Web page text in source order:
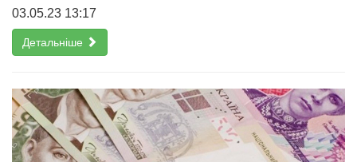
03.05.23 13:17
Детальніше